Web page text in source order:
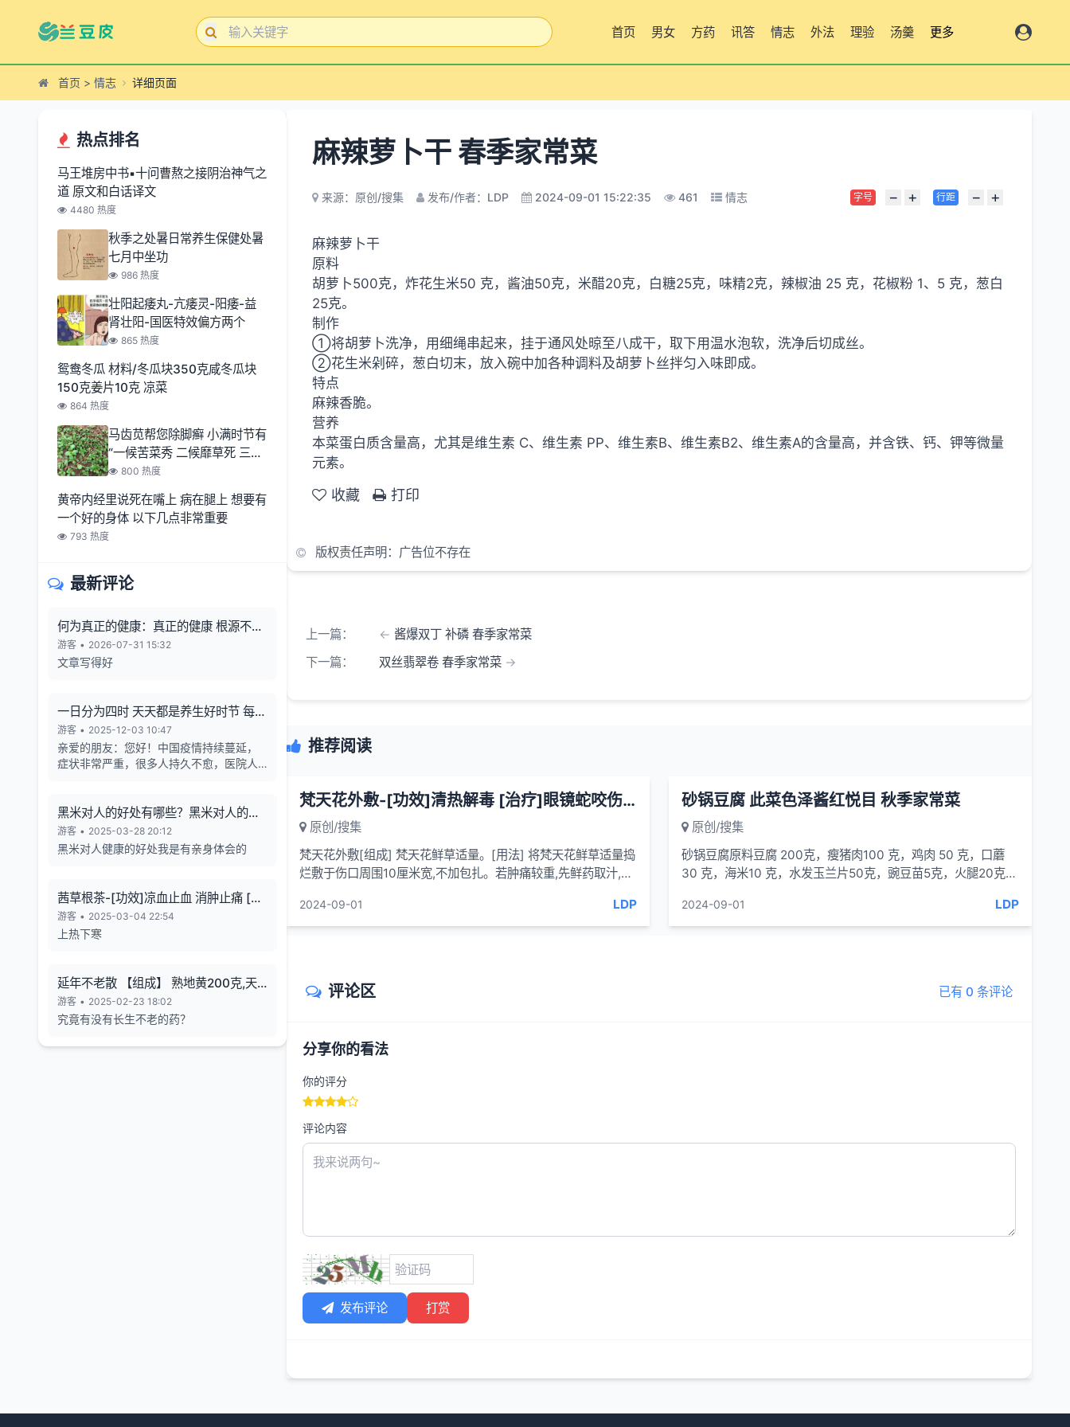
首页 男女 方药 讯答 情志 外法 理验 汤羹 更多
首页 > 情志 详细页面
热点排名
马王堆房中书▪十问曹熬之接阴治神气之
道 原文和白话译文
4480 热度
秋季之处暑日常养生保健处暑
七月中坐功
986 热度
壮阳起痿丸-亢痿灵-阳痿-益
肾壮阳-国医特效偏方两个
865 热度
鸳鸯冬瓜 材料/冬瓜块350克咸冬瓜块
150克姜片10克 凉菜
864 热度
马齿苋帮您除脚癣 小满时节有
“一候苦菜秀 二候靡草死 三候
麦秋至
800 热度
黄帝内经里说死在嘴上 病在腿上 想要有
一个好的身体 以下几点非常重要
793 热度
最新评论
何为真正的健康：真正的健康 根源不在
向外寻觅
游客 • 2026-07-31 15:32
文章写得好
一日分为四时 天天都是养生好时节 每一
天的养生也有4个最关键的时段
游客 • 2025-12-03 10:47
亲爱的朋友：您好！中国疫情持续蔓延，
症状非常严重，很多人持久不愈，医院人
气异象频发。古今中外的预言也说了这几
年人类有大灾难，如刘伯温在预言中说 "贫
者一万留一千，富者一万留二三”,“贫富若
不回心转，看看死期到眼前”, 预言中也告诉
躲过末劫中的劫难，有个美好的未来，请
您务必打开下方网址认真了解，内有躲避
瘟疫保平安的方法。网址1：
bitly.net/55dd55 网址2：
黑米对人的好处有哪些？黑米对人的长
寿有帮助
游客 • 2025-03-28 20:12
黑米对人健康的好处我是有亲身体会的
茜草根茶-[功效]凉血止血 消肿止痛 [治
疗] 小儿流行性腮腺炎-一味妙方
游客 • 2025-03-04 22:54
上热下寒
延年不老散 【组成】 熟地黄200克,天
冬180克 五味子60 克
游客 • 2025-02-23 18:02
究竟有没有长生不老的药？
麻辣萝卜干 春季家常菜
来源：原创/搜集 发布/作者：LDP 2024-09-01 15:22:35 461 情志 字号 − + 行距 − +
麻辣萝卜干
原料
胡萝卜500克，炸花生米50 克，酱油50克，米醋20克，白糖25克，味精2克，辣椒油 25 克，花椒粉 1、5 克，葱白
25克。
制作
①将胡萝卜洗净，用细绳串起来，挂于通风处晾至八成干，取下用温水泡软，洗净后切成丝。
②花生米剁碎，葱白切末，放入碗中加各种调料及胡萝卜丝拌匀入味即成。
特点
麻辣香脆。
营养
本菜蛋白质含量高，尤其是维生素 C、维生素 PP、维生素B、维生素B2、维生素A的含量高，并含铁、钙、钾等微量
元素。
收藏 打印
版权责任声明：广告位不存在
上一篇：
酱爆双丁 补磷 春季家常菜
下一篇：
双丝翡翠卷 春季家常菜
推荐阅读
梵天花外敷-[功效]清热解毒 [治疗]眼镜蛇咬伤-一味药方
原创/搜集
梵天花外敷[组成] 梵天花鲜草适量。[用法] 将梵天花鲜草适量捣
烂敷于伤口周围10厘米宽,不加包扎。若肿痛较重,先鲜药取汁,外
2024-09-01 LDP
砂锅豆腐 此菜色泽酱红悦目 秋季家常菜
原创/搜集
砂锅豆腐原料豆腐 200克，瘦猪肉100 克，鸡肉 50 克，口蘑
30 克，海米10 克，水发玉兰片50克，豌豆苗5克，火腿20克，
2024-09-01 LDP
评论区 已有 0 条评论
分享你的看法
你的评分
评论内容
发布评论 打赏